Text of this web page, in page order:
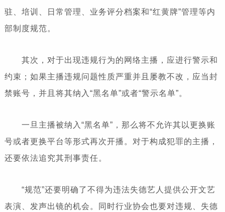
驻、培训、日常管理、业务评分档案和“红黄牌”管理等内
部制度规范。
其次，对于出现违规行为的网络主播，应进行警示和
约束；如果主播违规问题性质严重并且屡教不改，应当封
禁账号，并且将其纳入“黑名单”或者“警示名单”。
一旦主播被纳入“黑名单”，那么将不允许其以更换账
号或者更换平台等形式再次开播。对于构成犯罪的主播，
还要依法追究其刑事责任。
“规范”还要明确了不得为违法失德艺人提供公开文艺
表演、发声出镜的机会。同时行业协会也要对违规、失德